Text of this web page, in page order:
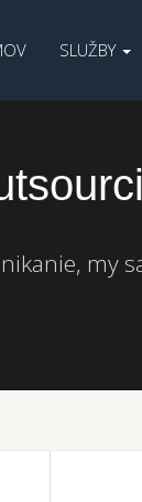
SLUŽBY
my